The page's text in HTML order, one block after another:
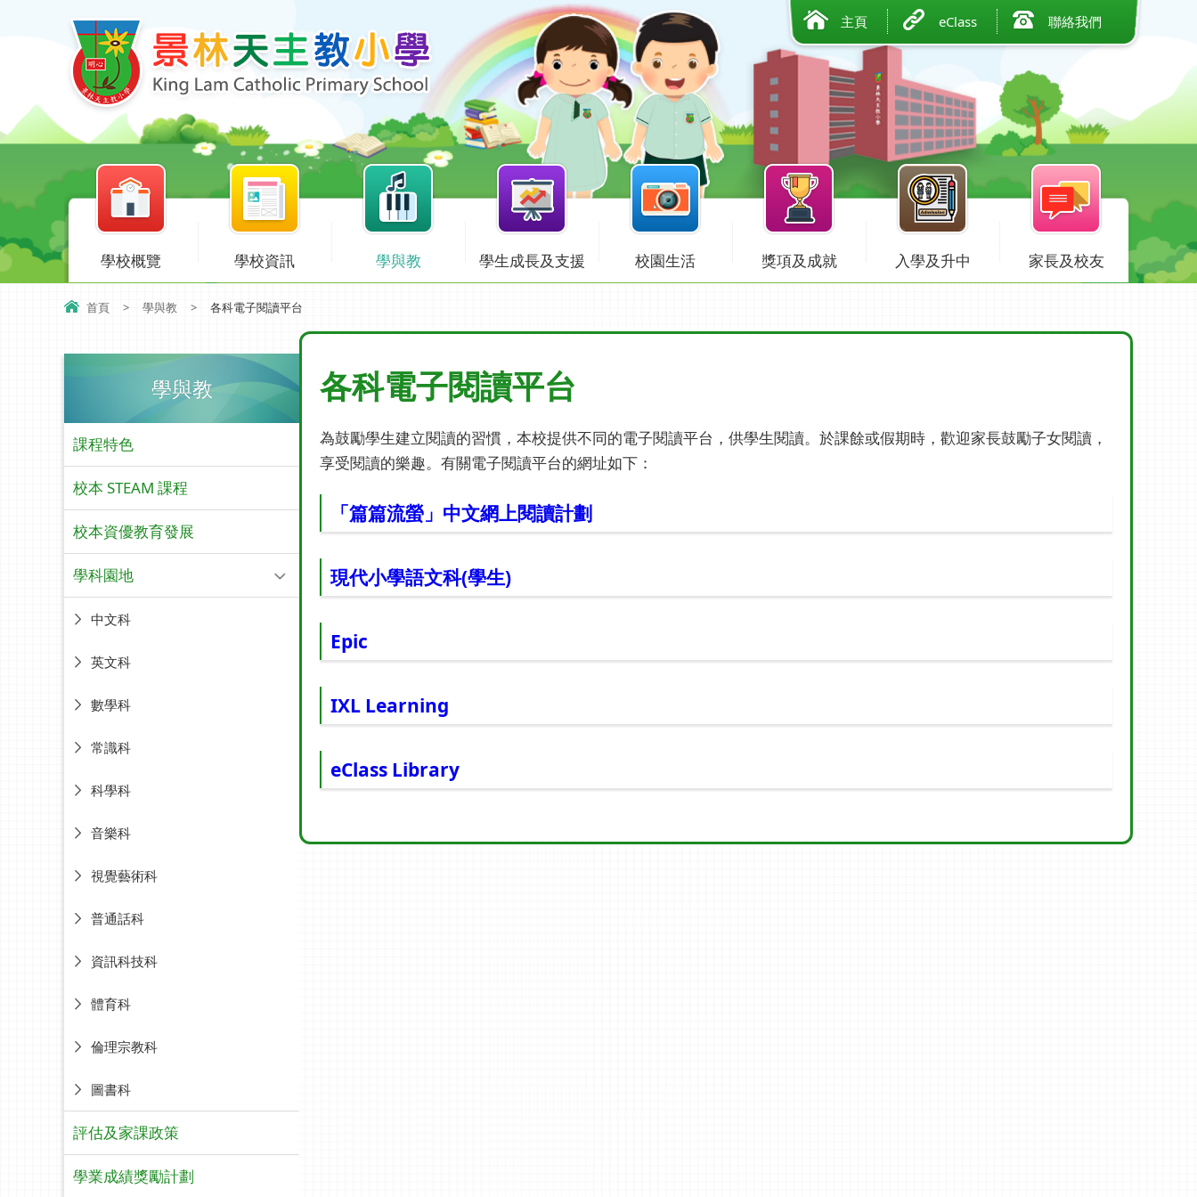
主頁 eClass 聯絡我們
學校概覽 學校資訊 學與教 學生成長及支援 校園生活 獎項及成就 入學及升中 家長及校友
首頁 > 學與教 > 各科電子閱讀平台
各科電子閱讀平台
為鼓勵學生建立閱讀的習慣，本校提供不同的電子閱讀平台，供學生閱讀。於課餘或假期時，歡迎家長鼓勵子女閱讀，
享受閱讀的樂趣。有關電子閱讀平台的網址如下：
「篇篇流螢」中文網上閱讀計劃
現代小學語文科(學生)
Epic
IXL Learning
eClass Library
學與教
課程特色
校本 STEAM 課程
校本資優教育發展
學科園地
中文科
英文科
數學科
常識科
科學科
音樂科
視覺藝術科
普通話科
資訊科技科
體育科
倫理宗教科
圖書科
評估及家課政策
學業成績獎勵計劃